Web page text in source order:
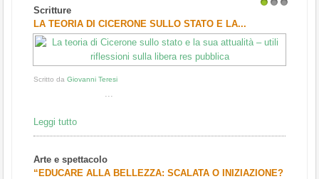
Scritture
LA TEORIA DI CICERONE SULLO STATO E LA...
Scritto da Giovanni Teresi
...
Leggi tutto
Arte e spettacolo
“EDUCARE ALLA BELLEZZA: SCALATA O INIZIAZIONE?